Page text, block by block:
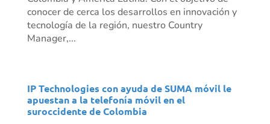
conocer de cerca los desarrollos en innovación y
tecnología de la región, nuestro Country
Manager,...
IP Technologies con ayuda de SUMA móvil le
apuestan a la telefonía móvil en el
suroccidente de Colombia